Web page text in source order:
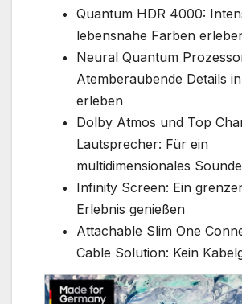
Quantum HDR 4000:
lebensnahe Farben
Neural Quantum
Atemberaubende Details
erleben
Dolby Atmos und Top
Lautsprecher: Für ein
multidimensionales
Infinity Screen: Ein
Erlebnis genießen
Attachable Slim One
Cable Solution: Kein